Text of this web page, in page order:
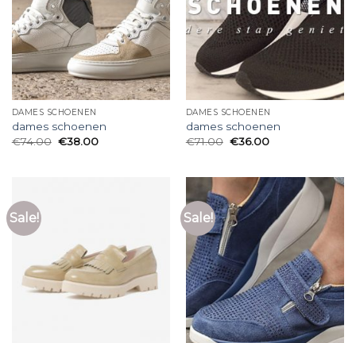
DAMES SCHOENEN
dames schoenen
€74.00 €38.00
DAMES SCHOENEN
dames schoenen
€71.00 €36.00
Sale! Sale!